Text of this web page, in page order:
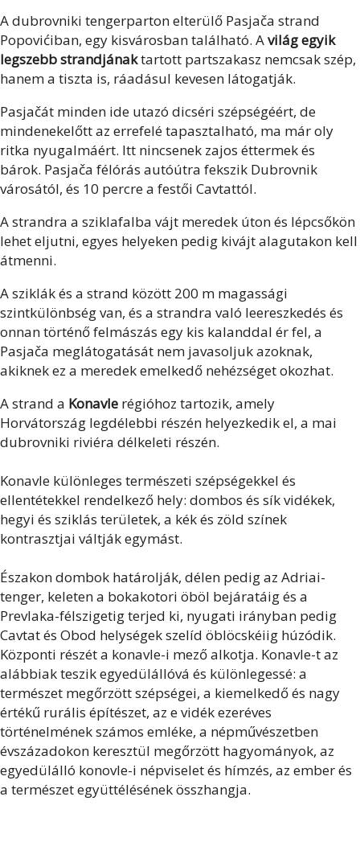
A dubrovniki tengerparton elterülő Pasjača strand
Popovićiban, egy kisvárosban található. Avilág egyik
legszebb strandjánaktartott partszakasz nemcsak szép,
hanem a tiszta is, ráadásul kevesen látogatják.
Pasjačát minden ide utazó dicséri szépségéért, de
mindenekelőtt az errefelé tapasztalható, ma már oly
ritka nyugalmáért. Itt nincsenek zajos éttermek és
bárok. Pasjača félórás autóútra fekszik Dubrovnik
városától, és 10 percre a festői Cavtattól.
A strandra a sziklafalba vájt meredek úton és lépcsőkön
lehet eljutni, egyes helyeken pedig kivájt alagutakon kell
átmenni.
A sziklák és a strand között 200 m magassági
szintkülönbség van, és a strandra való leereszkedés és
onnan történő felmászás egy kis kalanddal ér fel, a
Pasjača meglátogatását nem javasoljuk azoknak,
akiknek ez a meredek emelkedő nehézséget okozhat.
A strand a Konavle régióhoz tartozik, amely
Horvátország legdélebbi részén helyezkedik el, a mai
dubrovniki riviéra délkeleti részén.
Konavle különleges természeti szépségekkel és
ellentétekkel rendelkező hely: dombos és sík vidékek,
hegyi és sziklás területek, a kék és zöld színek
kontrasztjai váltják egymást.
Északon dombok határolják, délen pedig az Adriai-
tenger, keleten a bokakotori öböl bejáratáig és a
Prevlaka-félszigetig terjed ki, nyugati irányban pedig
Cavtat és Obod helységek szelíd öblöcskéiig húzódik.
Központi részét a konavle-i mező alkotja. Konavle-t az
alábbiak teszik egyedülállóvá és különlegessé: a
természet megőrzött szépségei, a kiemelkedő és nagy
értékű rurális építészet, az e vidék ezeréves
történelmének számos emléke, a népművészetben
évszázadokon keresztül megőrzött hagyományok, az
egyedülálló konovle-i népviselet és hímzés, az ember és
a természet együttélésének összhangja.